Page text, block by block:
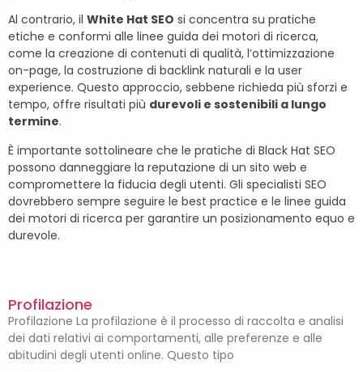
Al contrario, il White Hat SEO si concentra su pratiche
etiche e conformi alle linee guida dei motori di ricerca,
come la creazione di contenuti di qualità, l’ottimizzazione
on-page, la costruzione di backlink naturali e la user
experience. Questo approccio, sebbene richieda più sforzi e
tempo, offre risultati più durevoli e sostenibili a lungo
termine.
È importante sottolineare che le pratiche di Black Hat SEO
possono danneggiare la reputazione di un sito web e
compromettere la fiducia degli utenti. Gli specialisti SEO
dovrebbero sempre seguire le best practice e le linee guida
dei motori di ricerca per garantire un posizionamento equo e
durevole.
Profilazione
Profilazione La profilazione è il processo di raccolta e analisi
dei dati relativi ai comportamenti, alle preferenze e alle
abitudini degli utenti online. Questo tipo